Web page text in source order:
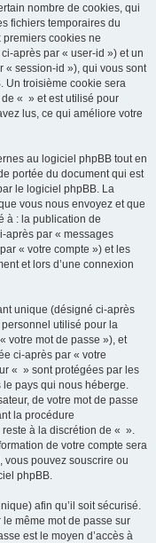
nombre de cookies, qui
fichiers temporaires du
cookies ne
après par « user-id ») et un
« session-id »), qui vous sont
Un troisième cookie sera
« » et est utilisé pour
lus, ce qui améliore votre
au logiciel phpBB tout en
portée du document qui est
le logiciel phpBB. La
vous nous envoyez et que
à : la publication de
après par « messages
« votre compte ») et les
et lors d’une connexion
unique (désigné ci-après
personnel utilisé pour la
votre mot de passe »), et
ci-après par « votre
« » sont protégées par les
pays qui nous héberge.
de votre mot de passe
la procédure
reste à la discrétion de « ».
de votre compte sera
vous pouvez souscrire ou
phpBB.
afin qu’il soit sécurisé.
même mot de passe sur
est le moyen d’accès à